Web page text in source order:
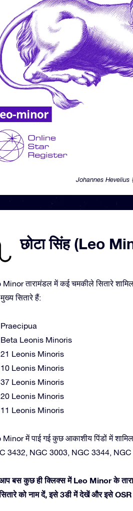
Johannes Hevelius
छोटा सिंह (Leo
Minor तारामंडल में कई चमकीले सितारे
सितारे हैं:
Praecipua
Beta Leonis Minoris
21 Leonis Minoris
10 Leonis Minoris
37 Leonis Minoris
20 Leonis Minoris
11 Leonis Minoris
Minor में पाई गई कुछ आकाशीय पिंडों में
3432, NGC 3003, NGC 3344,
बस कुछ ही क्लिक्स में Leo Minor के
को नाम दें, इसे 3डी में देखें और इसे